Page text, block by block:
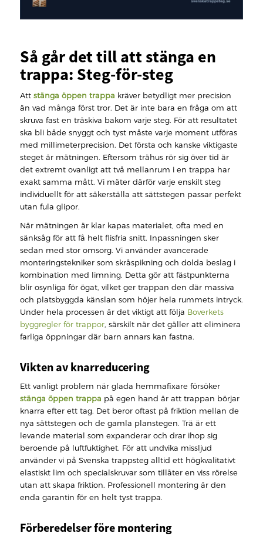
Så går det till att stänga en
trappa: Steg-för-steg
Att stänga öppen trappa kräver betydligt mer precision
än vad många först tror. Det är inte bara en fråga om att
skruva fast en träskiva bakom varje steg. För att resultatet
ska bli både snyggt och tyst måste varje moment utföras
med millimeterprecision. Det första och kanske viktigaste
steget är mätningen. Eftersom trähus rör sig över tid är
det extremt ovanligt att två mellanrum i en trappa har
exakt samma mått. Vi mäter därför varje enskilt steg
individuellt för att säkerställa att sättstegen passar perfekt
utan fula glipor.
När mätningen är klar kapas materialet, ofta med en
sänksåg för att få helt flisfria snitt. Inpassningen sker
sedan med stor omsorg. Vi använder avancerade
monteringstekniker som skråspikning och dolda beslag i
kombination med limning. Detta gör att fästpunkterna
blir osynliga för ögat, vilket ger trappan den där massiva
och platsbyggda känslan som höjer hela rummets intryck.
Under hela processen är det viktigt att följa Boverkets
byggregler för trappor, särskilt när det gäller att eliminera
farliga öppningar där barn annars kan fastna.
Vikten av knarreducering
Ett vanligt problem när glada hemmafixare försöker
stänga öppen trappa på egen hand är att trappan börjar
knarra efter ett tag. Det beror oftast på friktion mellan de
nya sättstegen och de gamla planstegen. Trä är ett
levande material som expanderar och drar ihop sig
beroende på luftfuktighet. För att undvika missljud
använder vi på Svenska trappsteg alltid ett högkvalitativt
elastiskt lim och specialskruvar som tillåter en viss rörelse
utan att skapa friktion. Professionell montering är den
enda garantin för en helt tyst trappa.
Förberedelser före montering